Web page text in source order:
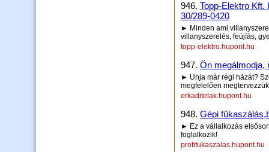
946. Topp-Elektro Kft.
30/289-0420
► Minden ami
villanyszerelés, feújíás,
topp-elektro.hupont.hu
947. Ön megálmodja,
► Unja már régi házát?
megfelelően
erkaditelak.hupont.hu
948. Gépi
► Ez a vállalkozás
foglalkozik!
profifukaszalas.hupont.hu